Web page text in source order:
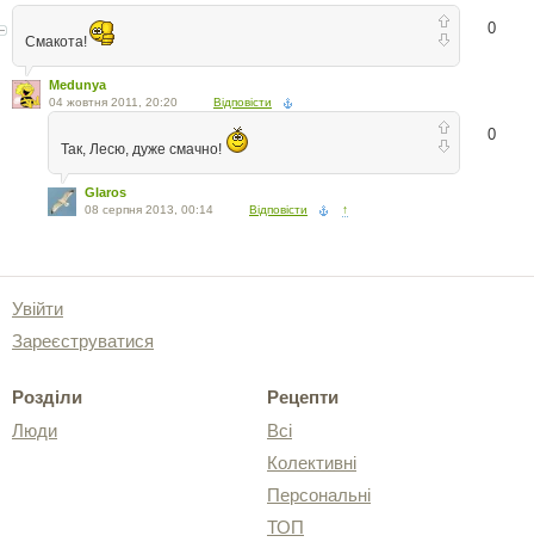
0
Смакота!
Medunya
04 жовтня 2011, 20:20 Відповісти
0
Так, Лесю, дуже смачно!
Glaros
08 серпня 2013, 00:14 Відповісти ↑
Увійти
Зареєструватися
Розділи
Люди
Рецепти
Всі
Колективні
Персональні
ТОП